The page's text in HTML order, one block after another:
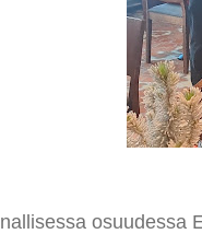
osuudessa